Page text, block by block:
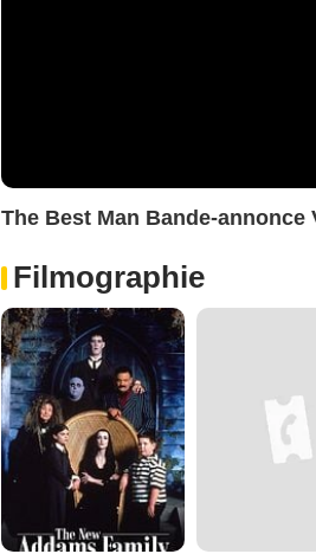
The Best Man Bande-annonce
Filmographie